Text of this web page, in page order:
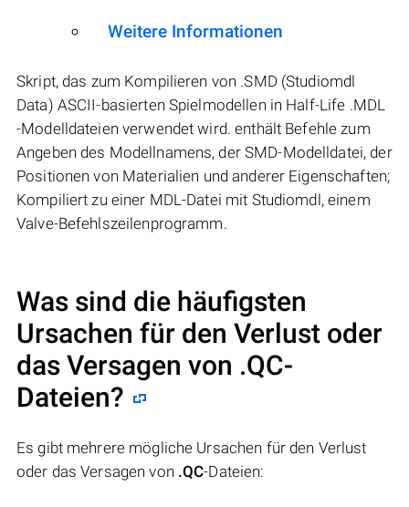
Weitere Informationen
Skript, das zum Kompilieren von .SMD (Studiomdl
Data) ASCII-basierten Spielmodellen in Half-Life .MDL
-Modelldateien verwendet wird. enthält Befehle zum
Angeben des Modellnamens, der SMD-Modelldatei, der
Positionen von Materialien und anderer Eigenschaften;
Kompiliert zu einer MDL-Datei mit Studiomdl, einem
Valve-Befehlszeilenprogramm.
Was sind die häufigsten
Ursachen für den Verlust oder
das Versagen von .QC-
Dateien?
Es gibt mehrere mögliche Ursachen für den Verlust
oder das Versagen von .QC-Dateien: